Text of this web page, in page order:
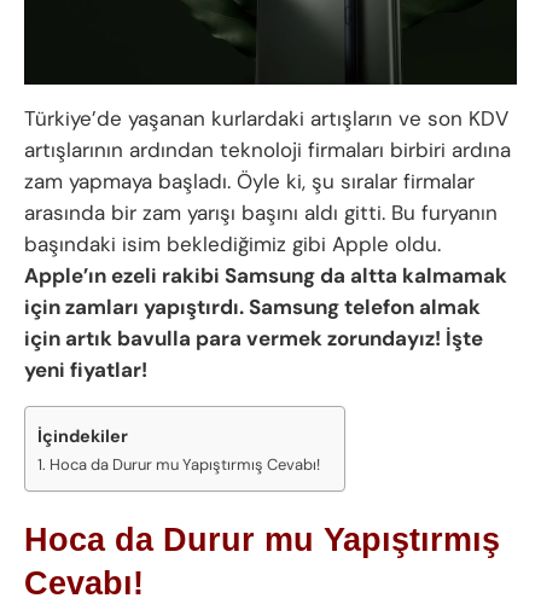
Türkiye’de yaşanan kurlardaki artışların ve son KDV
artışlarının ardından teknoloji firmaları birbiri ardına
zam yapmaya başladı. Öyle ki, şu sıralar firmalar
arasında bir zam yarışı başını aldı gitti. Bu furyanın
başındaki isim beklediğimiz gibi Apple oldu.
Apple’ın ezeli rakibi Samsung da altta kalmamak
için zamları yapıştırdı. Samsung telefon almak
için artık bavulla para vermek zorundayız! İşte
yeni fiyatlar!
İçindekiler
Hoca da Durur mu Yapıştırmış Cevabı!
Hoca da Durur mu Yapıştırmış
Cevabı!